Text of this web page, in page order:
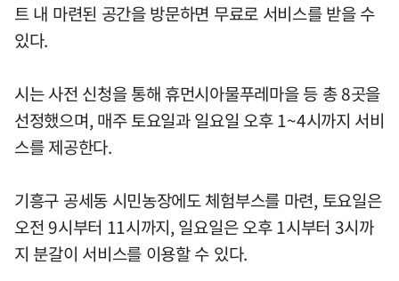
트 내 마련된 공간을 방문하면 무료로 서비스를 받을 수
있다.
시는 사전 신청을 통해 휴먼시아물푸레마을 등 총 8곳을
선정했으며, 매주 토요일과 일요일 오후 1~4시까지 서비
스를 제공한다.
기흥구 공세동 시민농장에도 체험부스를 마련, 토요일은
오전 9시부터 11시까지, 일요일은 오후 1시부터 3시까
지 분갈이 서비스를 이용할 수 있다.